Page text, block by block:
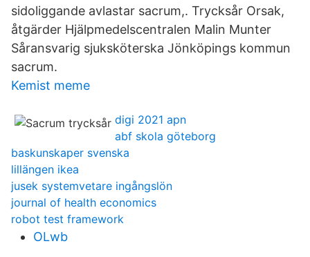
sidoliggande avlastar sacrum,. Trycksår Orsak,
åtgärder Hjälpmedelscentralen Malin Munter
Såransvarig sjuksköterska Jönköpings kommun
sacrum.
Kemist meme
digi 2021 apn
abf skola göteborg
baskunskaper svenska
lillängen ikea
jusek systemvetare ingångslön
journal of health economics
robot test framework
OLwb